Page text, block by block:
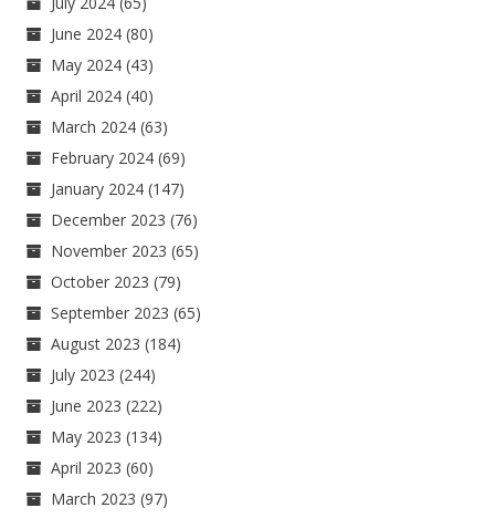
June 2024 (80)
May 2024 (43)
April 2024 (40)
March 2024 (63)
February 2024 (69)
January 2024 (147)
December 2023 (76)
November 2023 (65)
October 2023 (79)
September 2023 (65)
August 2023 (184)
July 2023 (244)
June 2023 (222)
May 2023 (134)
April 2023 (60)
March 2023 (97)